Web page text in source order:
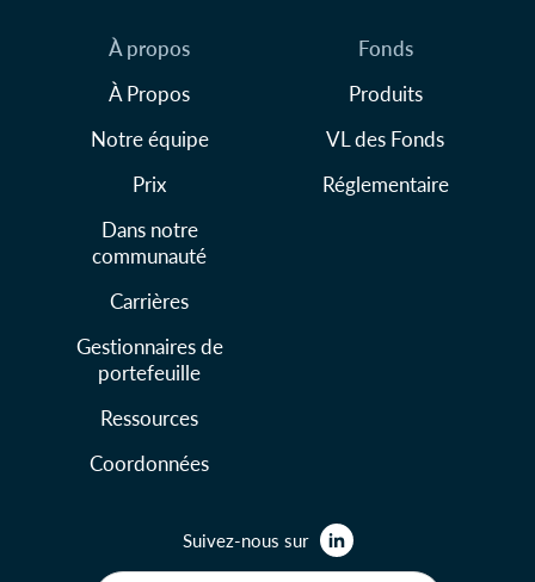
À propos
À Propos
Notre équipe
Prix
Dans notre
communauté
Carrières
Fonds
Produits
VL des Fonds
Réglementaire
Gestionnaires de
portefeuille
Ressources
Coordonnées
Suivez-nous sur